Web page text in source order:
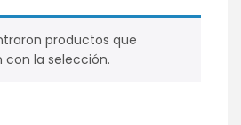
productos que
la selección.